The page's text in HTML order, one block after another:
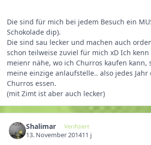
Die sind für mich bei jedem Besuch ein
Schokolade dip).
Die sind sau lecker und machen auch
schon teilweise zuviel für mich xD Ich
meienr nähe, wo ich Churros kaufen kann,
meine einzige anlaufstelle.. also jedes Jahr
Churros essen.
(mit Zimt ist aber auch lecker)
Shalimar Verifiziert
13. November 201411 j